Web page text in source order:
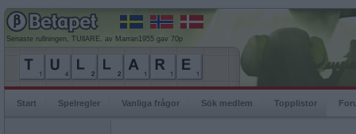
Senaste rullningen, TUllARE, av Marran1955 gav 70p
Start Spelregler Vanliga frågor Sök medlem Topplistor